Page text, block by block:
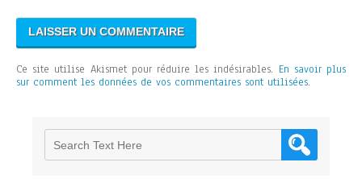
Ce site utilise Akismet pour réduire les indésirables. En savoir plus
sur comment les données de vos commentaires sont utilisées.